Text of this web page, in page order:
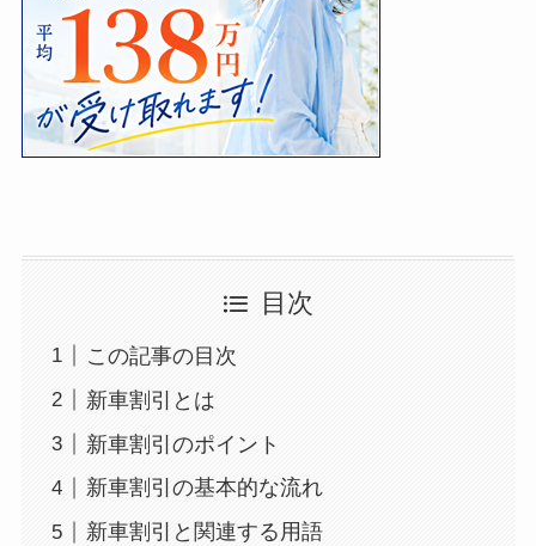
目次
この記事の目次
新車割引とは
新車割引のポイント
新車割引の基本的な流れ
新車割引と関連する用語